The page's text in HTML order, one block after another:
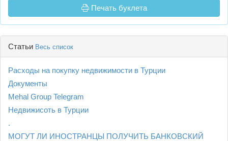
Печать буклета
Статьи Весь список
Расходы на покупку недвижимости в Турции
Документы
Mehal Group Telegram
Недвижисоть в Турции
.
МОГУТ ЛИ ИНОСТРАНЦЫ ПОЛУЧИТЬ БАНКОВСКИЙ